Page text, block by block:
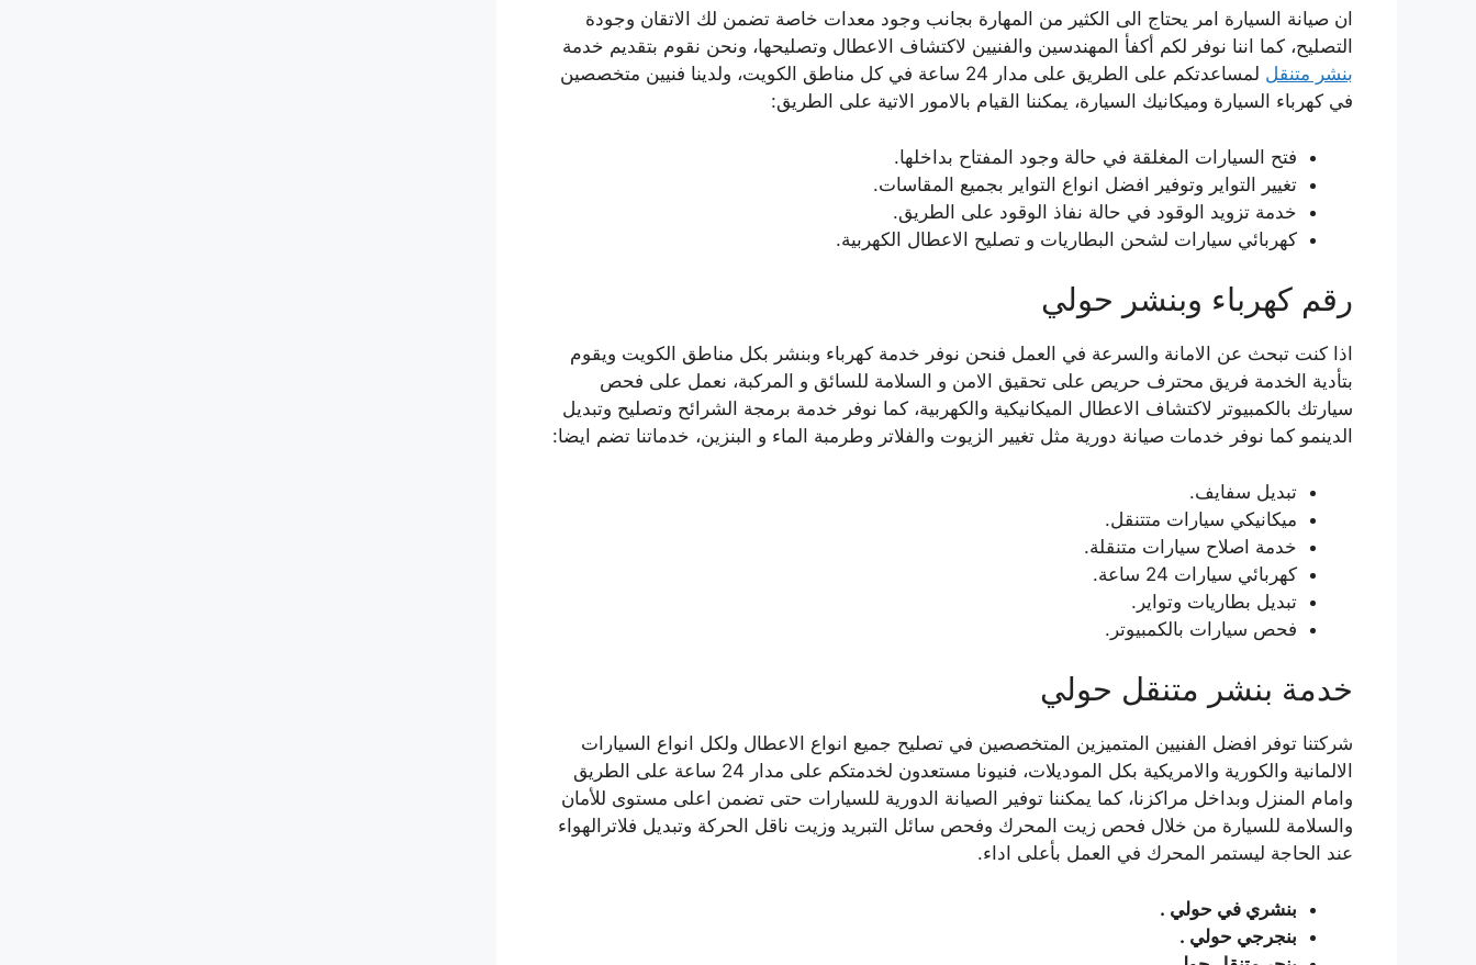
ان صيانة السيارة امر يحتاج الى الكثير من المهارة بجانب وجود معدات خاصة تضمن لك الاتقان وجودة
التصليح، كما اننا نوفر لكم أكفأ المهندسين والفنيين لاكتشاف الاعطال وتصليحها، ونحن نقوم بتقديم خدمة
بنشر متنقل
لمساعدتكم على الطريق على مدار 24 ساعة في كل مناطق الكويت، ولدينا فنيين متخصصين
في كهرباء السيارة وميكانيك السيارة، يمكننا القيام بالامور الاتية على الطريق:
فتح السيارات المغلقة في حالة وجود المفتاح بداخلها.
تغيير التواير وتوفير افضل انواع التواير بجميع المقاسات.
خدمة تزويد الوقود في حالة نفاذ الوقود على الطريق.
كهربائي سيارات لشحن البطاريات و تصليح الاعطال الكهربية.
رقم كهرباء وبنشر حولي
اذا كنت تبحث عن الامانة والسرعة في العمل فنحن نوفر خدمة كهرباء وبنشر بكل مناطق الكويت ويقوم
بتأدية الخدمة فريق محترف حريص على تحقيق الامن و السلامة للسائق و المركبة، نعمل على فحص
سيارتك بالكمبيوتر لاكتشاف الاعطال الميكانيكية والكهربية، كما نوفر خدمة برمجة الشرائح وتصليح وتبديل
الدينمو كما نوفر خدمات صيانة دورية مثل تغيير الزيوت والفلاتر وطرمبة الماء و البنزين، خدماتنا تضم ايضا:
تبديل سفايف.
ميكانيكي سيارات متتنقل.
خدمة اصلاح سيارات متنقلة.
كهربائي سيارات 24 ساعة.
تبديل بطاريات وتواير.
فحص سيارات بالكمبيوتر.
خدمة بنشر متنقل حولي
شركتنا توفر افضل الفنيين المتميزين المتخصصين في تصليح جميع انواع الاعطال ولكل انواع السيارات
الالمانية والكورية والامريكية بكل الموديلات، فنيونا مستعدون لخدمتكم على مدار 24 ساعة على الطريق
وامام المنزل وبداخل مراكزنا، كما يمكننا توفير الصيانة الدورية للسيارات حتى تضمن اعلى مستوى للأمان
والسلامة للسيارة من خلال فحص زيت المحرك وفحص سائل التبريد وزيت ناقل الحركة وتبديل فلاترالهواء
عند الحاجة ليستمر المحرك في العمل بأعلى اداء.
بنشري في حولي .
بنجرجي حولي .